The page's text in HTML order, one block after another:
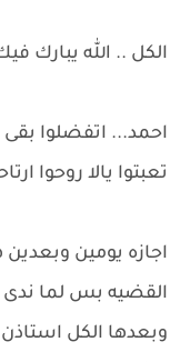
الكل .. الله يبارك
احمد... اتفضلوا بقى
تعبتوا يالا روحوا
اجازه يومين
القضيه بس لما
وبعدها الكل